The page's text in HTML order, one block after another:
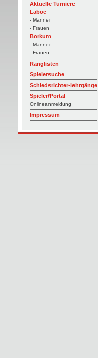
Aktuelle Turniere
Laboe
- Männer
- Frauen
Borkum
- Männer
- Frauen
Ranglisten
Spielersuche
Schiedsrichter-lehrgänge
Spieler/Portal
Onlineanmeldung
Impressum